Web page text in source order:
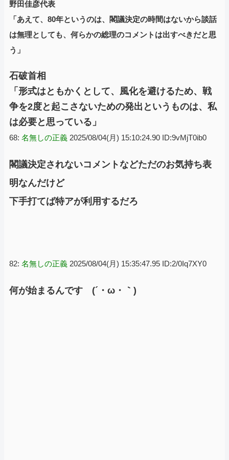
野田佳彦代表
「あえて、80年というのは、閣議決定の時間はないから談話
は無理としても、何らかの総理のコメントは出すべきだと思
う」
石破首相
「形式はともかくとして、風化を避けるため、戦
争を2度と起こさないための発出というものは、私
は必要と思っている」
68: 名無しの正義 2025/08/04(月) 15:10:24.90 ID:9vMjT0ib0
閣議決定されないコメントなどただのお気持ち表
明なんだけど
下手打てば特アが利用するだろ
82: 名無しの正義 2025/08/04(月) 15:35:47.95 ID:2/0Iq7XY0
何が始まるんです (´・ω・｀)